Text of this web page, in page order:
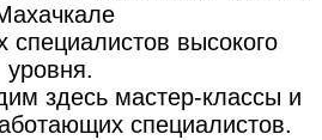
специалистов высокого
уровня.
здесь мастер-классы и
специалистов.